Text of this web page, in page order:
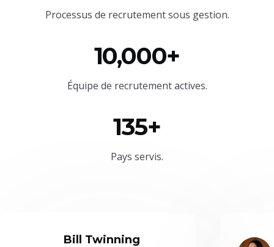
Processus de recrutement sous gestion.
10,000+
Équipe de recrutement actives.
135+
Pays servis.
Bill Twinning